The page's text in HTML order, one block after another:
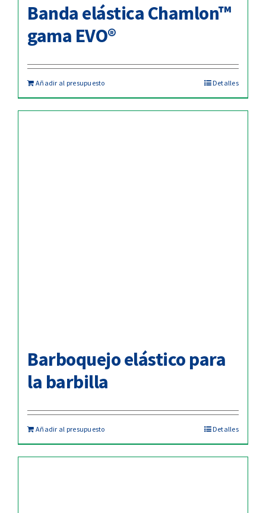
Banda elástica Chamlon™
gama EVO®
Añadir al presupuesto Detalles
Barboquejo elástico para
la barbilla
Añadir al presupuesto Detalles